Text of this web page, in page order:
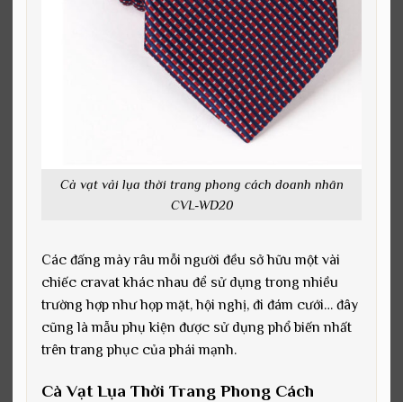
Cà vạt vải lụa thời trang phong cách doanh nhân
CVL-WD20
Các đấng mày râu mỗi người đều sở hữu một vài
chiếc cravat khác nhau để sử dụng trong nhiều
trường hợp như họp mặt, hội nghị, đi đám cưới… đây
cũng là mẫu phụ kiện được sử dụng phổ biến nhất
trên trang phục của phái mạnh.
Cà Vạt Lụa Thời Trang Phong Cách